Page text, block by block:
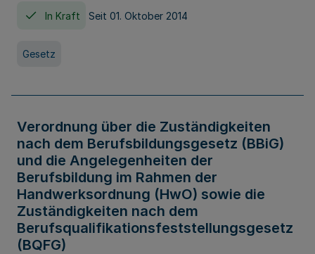
In Kraft Seit 01. Oktober 2014
Gesetz
Verordnung über die Zuständigkeiten
nach dem Berufsbildungsgesetz (BBiG)
und die Angelegenheiten der
Berufsbildung im Rahmen der
Handwerksordnung (HwO) sowie die
Zuständigkeiten nach dem
Berufsqualifikationsfeststellungsgesetz
(BQFG)